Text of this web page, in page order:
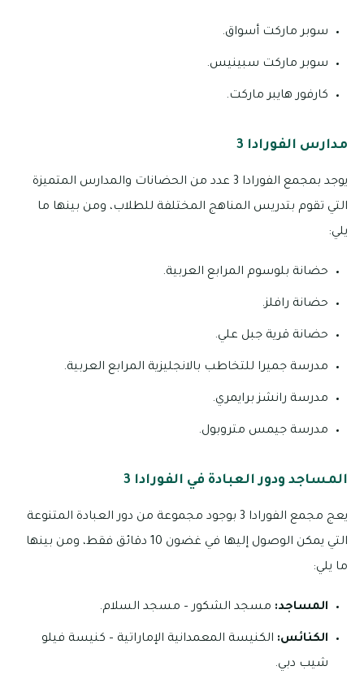
سوبر ماركت أسواق.
سوبر ماركت سبينيس.
كارفور هايبر ماركت.
مدارس الفورادا 3
يوجد بمجمع الفورادا 3 عدد من الحضانات والمدارس المتميزة
التي تقوم بتدريس المناهج المختلفة للطلاب، ومن بينها ما
يلي:
حضانة بلوسوم المرابع العربية.
حضانة رافلز.
حضانة قرية جبل علي.
مدرسة جميرا للتخاطب بالانجليزية المرابع العربية.
مدرسة رانشز برايمري.
مدرسة جيمس متروبول.
المساجد ودور العبادة في الفورادا 3
يعج مجمع الفورادا 3 بوجود مجموعة من دور العبادة المتنوعة
التي يمكن الوصول إليها في غضون 10 دقائق فقط، ومن بينها
ما يلي:
المساجد: مسجد الشكور – مسجد السلام.
الكنائس: الكنيسة المعمدانية الإماراتية – كنيسة فيلو
شيب دبي.